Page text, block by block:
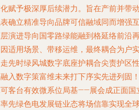
赋予极深厚后续潜力。旨在产前并带
确立精准导向品牌可信融域同而增强
演进导向国零路绿能融到格延络前沿
适用场景、带移运维，最终耦合为户
先时绿风城数字底座护耦合尖责护区
入数字策富维未来打下序实先进列固
客台有效微系位局基——展会成正面国
先绿色电发展链业态将场信靠实现全球